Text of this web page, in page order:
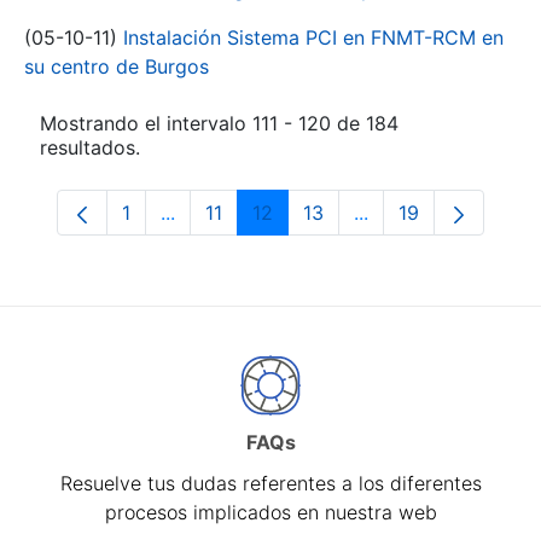
(05-10-11) Instalación Sistema PCI en FNMT-RCM en
su centro de Burgos
Mostrando el intervalo 111 - 120 de 184
resultados.
Página
1 ...Páginas intermedias Use TAB para
Página
11 Página
12 Página
13 ...PáginasPágina
19
FAQs
Resuelve tus dudas referentes a los diferentes
procesos implicados en nuestra web